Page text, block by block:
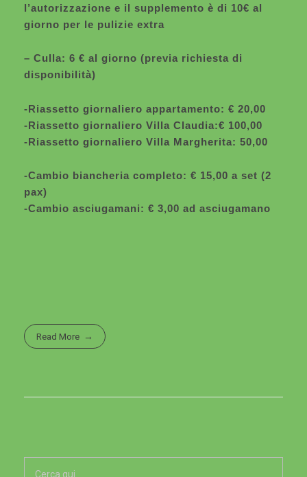
l’autorizzazione e il supplemento è di 10€ al
giorno per le pulizie extra
– Culla: 6 € al giorno (previa richiesta di
disponibilità)
-Riassetto giornaliero appartamento: € 20,00
-Riassetto giornaliero Villa Claudia:€ 100,00
-Riassetto giornaliero Villa Margherita: 50,00
-Cambio biancheria completo: € 15,00 a set (2
pax)
-Cambio asciugamani: € 3,00 ad asciugamano
Read More